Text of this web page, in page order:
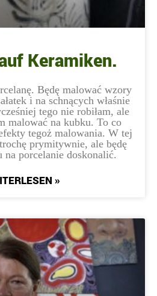
Keramiken.
Będę malować wzory
i na schnących właśnie
tego nie robiłam, ale
malować na kubku. To co
tegoż malowania. W tej
prymitywnie, ale będę
na porcelanie doskonalić.
»